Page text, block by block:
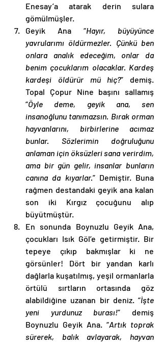
Enesay’a atarak derin sulara
gömülmüşler.
Geyik Ana “Hayır, büyüyünce
yavrularımı öldürmezler. Çünkü ben
onlara analık edeceğim, onlar da
benim çocuklarım olacaklar. Kardeş
kardeşi öldürür mü hiç?” demiş.
Topal Çopur Nine başını sallamış
“Öyle deme, geyik ana, sen
insanoğlunu tanımazsın. Bırak orman
hayvanlarını, birbirlerine acımaz
bunlar. Sözlerimin doğruluğunu
anlaman için öksüzleri sana verirdim,
ama bir gün gelir, insanlar bunların
canına da kıyarlar.” Demiştir. Buna
rağmen destandaki geyik ana kalan
son iki Kırgız çocuğunu alıp
büyütmüştür.
En sonunda Boynuzlu Geyik Ana,
çocukları Isık Göl’e getirmiştir. Bir
tepeye çıkıp bakmışlar ki ne
görsünler! Dört bir yandan karlı
dağlarla kuşatılmış, yeşil ormanlarla
örtülü sırtların ortasında göz
alabildiğine uzanan bir deniz. “İşte
yeni yurdunuz burası!” demiş
Boynuzlu Geyik Ana. “Artık toprak
sürerek, balık avlayarak, hayvan